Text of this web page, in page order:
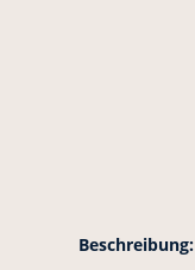
Beschreibung: